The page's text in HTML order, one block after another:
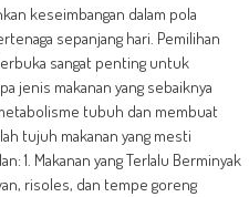
keseimbangan dalam pola
sepanjang hari. Pemilihan
sangat penting untuk
jenis makanan yang sebaiknya
tubuh dan membuat
tujuh makanan yang mesti
1. Makanan yang Terlalu Berminyak
risoles, dan tempe goreng